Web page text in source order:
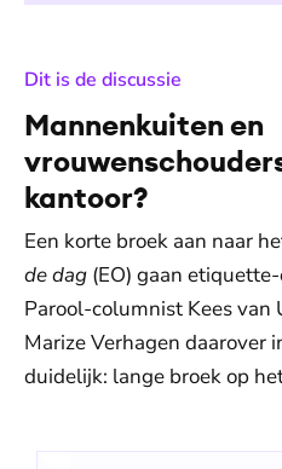
Dit is de discussie
Mannenkuiten en
kantoor?
Een korte broek aan naar
de dag (EO) gaan
Parool-columnist Kees van
Marize Verhagen daarover
duidelijk: lange broek op